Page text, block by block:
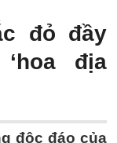
đỏ đầy
địa
độc đáo của